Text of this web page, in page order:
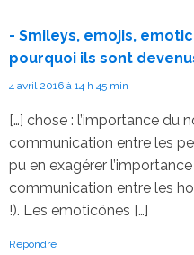
- Smileys, emojis,
pourquoi ils sont
4 avril 2016 à 14 h 45 min
[…] chose : l’importance du
communication entre les
pu en exagérer
communication entre les
!). Les emoticônes […]
Répondre